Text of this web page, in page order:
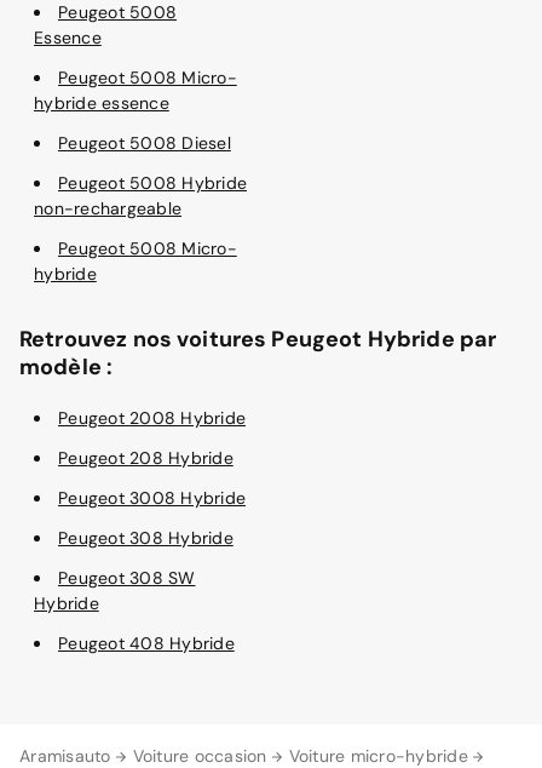
Aramisauto Voiture occasion
Voiture micro-hybride
Peugeot 5008
Essence
Peugeot 5008 Micro-
hybride essence
Peugeot 5008 Diesel
Peugeot 5008 Hybride
non-rechargeable
Peugeot 5008 Micro-
hybride
Retrouvez nos voitures Peugeot Hybride par
modèle :
Peugeot 2008 Hybride
Peugeot 208 Hybride
Peugeot 3008 Hybride
Peugeot 308 Hybride
Peugeot 308 SW
Hybride
Peugeot 408 Hybride